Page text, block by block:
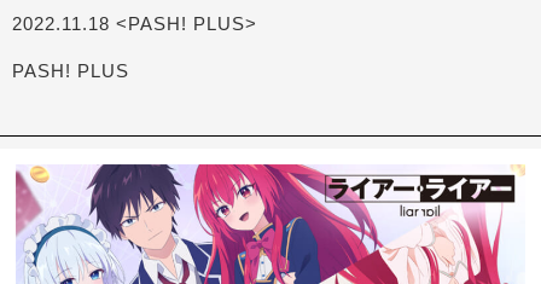
2022.11.18 <PASH! PLUS>
PASH! PLUS